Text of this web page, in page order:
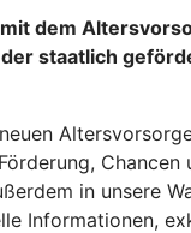
dem
staatlich
Chancen
in unsere
Informationen,